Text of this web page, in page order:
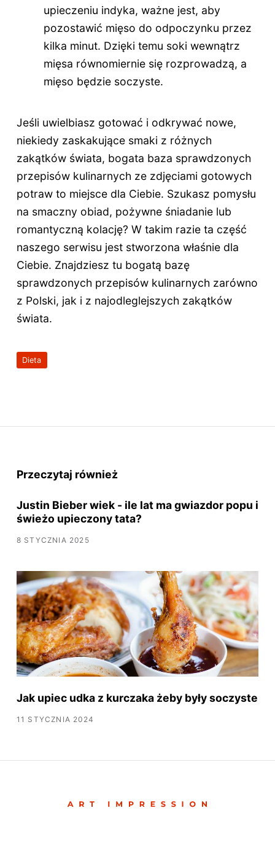
upieczeniu indyka, ważne jest, aby
pozostawić mięso do odpoczynku przez
kilka minut. Dzięki temu soki wewnątrz
mięsa równomiernie się rozprowadzą, a
mięso będzie soczyste.
Jeśli uwielbiasz gotować i odkrywać nowe,
niekiedy zaskakujące smaki z różnych
zakątków świata, bogata baza sprawdzonych
przepisów kulinarnych ze zdjęciami gotowych
potraw to miejsce dla Ciebie. Szukasz pomysłu
na smaczny obiad, pożywne śniadanie lub
romantyczną kolację? W takim razie ta część
naszego serwisu jest stworzona właśnie dla
Ciebie. Znajdziesz tu bogatą bazę
sprawdzonych przepisów kulinarnych zarówno
z Polski, jak i z najodleglejszych zakątków
świata.
Dieta
Przeczytaj również
Justin Bieber wiek - ile lat ma gwiazdor popu i
świeżo upieczony tata?
8 STYCZNIA 2025
Jak upiec udka z kurczaka żeby były soczyste
11 STYCZNIA 2024